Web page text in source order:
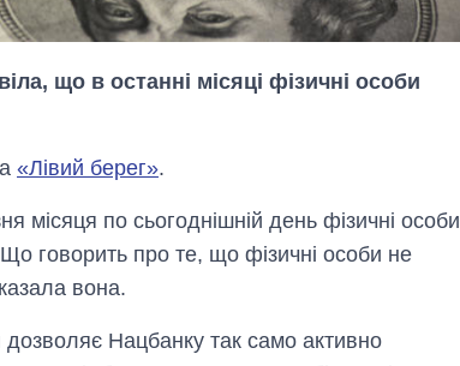
що в останні місяці фізичні особи
«Лівий берег».
місяця по сьогоднішній день фізичні особи
говорить про те, що фізичні особи не
вона.
Нацбанку так само активновирощували в